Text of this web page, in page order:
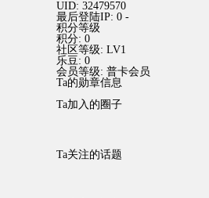
UID: 32479570
最后登陆IP: 0 -
积分等级
积分: 0
社区等级: LV1
乐豆: 0
会员等级: 普卡会员
Ta的勋章信息
Ta加入的圈子
Ta关注的话题